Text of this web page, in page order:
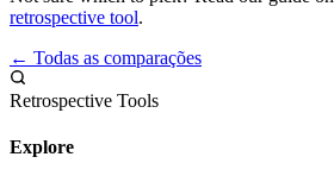
retrospective tool.
← Todas as comparações
Retrospective Tools
Explore